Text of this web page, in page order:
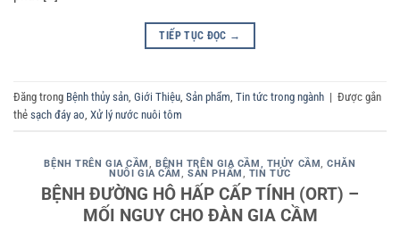
TIẾP TỤC ĐỌC →
Đăng trong Bệnh thủy sản Giới Thiệu Sản phẩm Tin tức trong ngành | Được gắn
thẻ sạch đáy ao Xử lý nước nuôi tôm
BỆNH TRÊN GIA CẦM , BỆNH TRÊN GIA CẦM, THỦY CẦM,CHĂN
NUÔI GIA CẦM,SẢN PHẨM , TIN TỨC
BỆNH ĐƯỜNG HÔ HẤP CẤP TÍNH (ORT) –
MỐI NGUY CHO ĐÀN GIA CẦM